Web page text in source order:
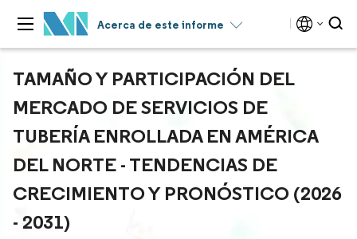
Acerca de este informe
TAMAÑO Y PARTICIPACIÓN DEL
MERCADO DE SERVICIOS DE
TUBERÍA ENROLLADA EN AMÉRICA
DEL NORTE - TENDENCIAS DE
CRECIMIENTO Y PRONÓSTICO (2026
- 2031)